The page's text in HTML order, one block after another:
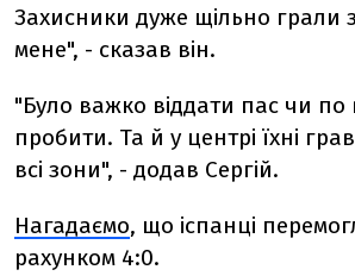
Захисники дуже щільно грали
мене", - сказав він.
"Було важко віддати пас чи по
пробити. Та й у центрі їхні
всі зони", - додав Сергій.
Нагадаємо, що іспанці
рахунком 4:0.